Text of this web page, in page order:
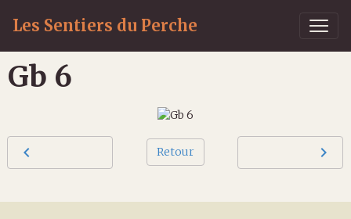
Les Sentiers du Perche
Gb 6
Retour